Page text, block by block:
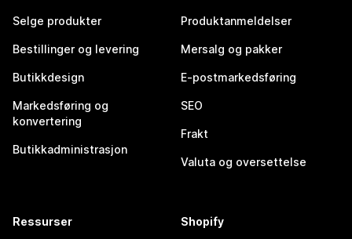
Selge produkter
Bestillinger og levering
Butikkdesign
Markedsføring og
konvertering
Butikkadministrasjon
Produktanmeldelser
Mersalg og pakker
E-postmarkedsføring
SEO
Frakt
Valuta og oversettelse
Ressurser Shopify